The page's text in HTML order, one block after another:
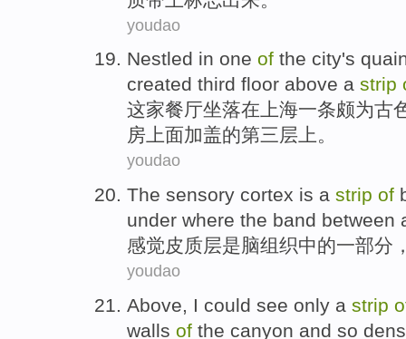
youdao
Nestled in one of the city's
created third floor above a strip
这家餐厅坐落在 上海一条颇为古
房 上面加盖的第三层 上。
youdao
The sensory cortex is a strip of
under where the band between
感觉皮质层是脑组织中的一部分
youdao
Above, I could see only a strip
walls of the canyon and so